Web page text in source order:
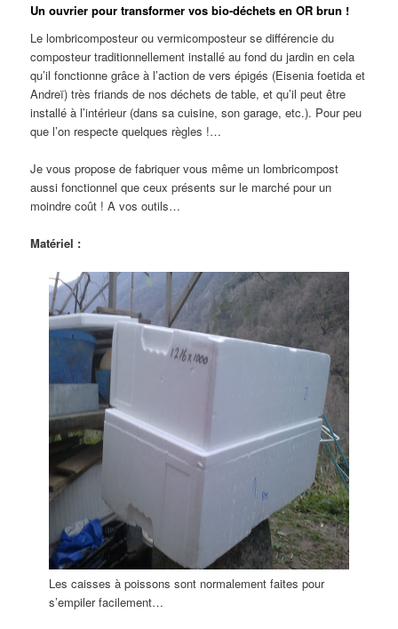
Un ouvrier pour transformer vos bio-déchets en OR brun !
Le lombricomposteur ou vermicomposteur se différencie du
composteur traditionnellement installé au fond du jardin en cela
qu’il fonctionne grâce à l’action de vers épigés (Eisenia foetida et
Andreï) très friands de nos déchets de table, et qu’il peut être
installé à l’intérieur (dans sa cuisine, son garage, etc.). Pour peu
que l’on respecte quelques règles !…
Je vous propose de fabriquer vous même un lombricompost
aussi fonctionnel que ceux présents sur le marché pour un
moindre coût ! A vos outils…
Matériel :
Les caisses à poissons sont normalement faites pour
s’empiler facilement…